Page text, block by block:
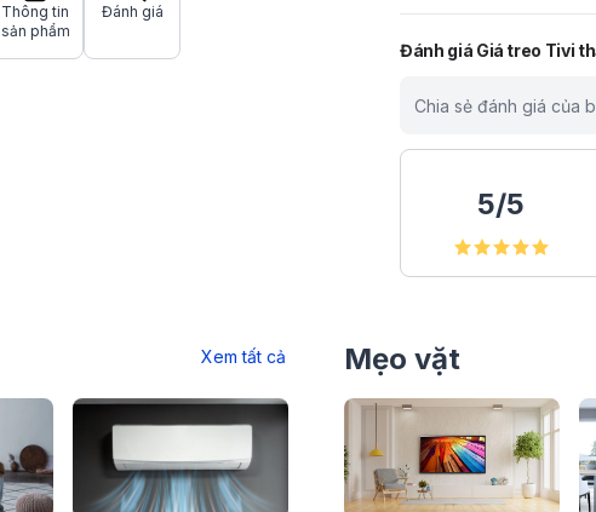
Thông tin
sản phẩm
Đánh giá
Đánh giá Giá treo Tivi
Chia sẻ đánh giá của
5/5
Xem tất cả Mẹo vặt